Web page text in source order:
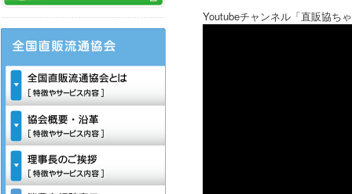
Youtubeチャンネル「直販協ち